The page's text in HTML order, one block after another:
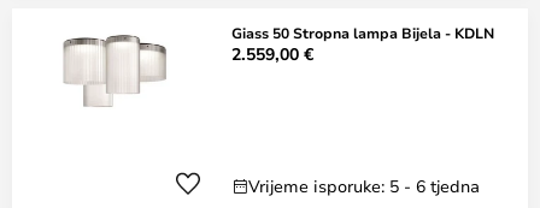
Giass 50 Stropna lampa Bijela - KDLN
2.559,00 €
Vrijeme isporuke: 5 - 6 tjedna